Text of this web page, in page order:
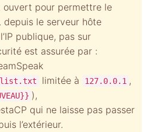
ouvert pour permettre le
depuis le serveur hôte
publique, pas sur
est assurée par :
limitée à 127.0.0.1 ,
),
qui ne laisse pas passer
l’extérieur.